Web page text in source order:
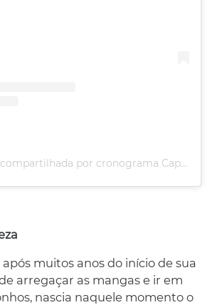
Uma publicação compartilhada por cronograma Capilar/Nl (@fabiana.espacobeleza)
após muitos anos do início de sua
arregaçar as mangas e ir em
nascia naquele momento o